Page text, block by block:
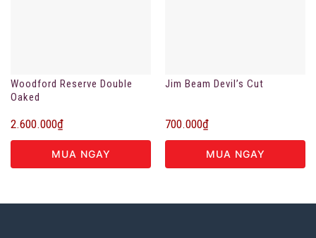
Woodford Reserve Double
Oaked
2.600.000₫
MUA NGAY
Jim Beam Devil’s Cut
700.000₫
MUA NGAY